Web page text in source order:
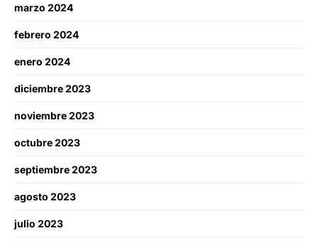
marzo 2024
febrero 2024
enero 2024
diciembre 2023
noviembre 2023
octubre 2023
septiembre 2023
agosto 2023
julio 2023